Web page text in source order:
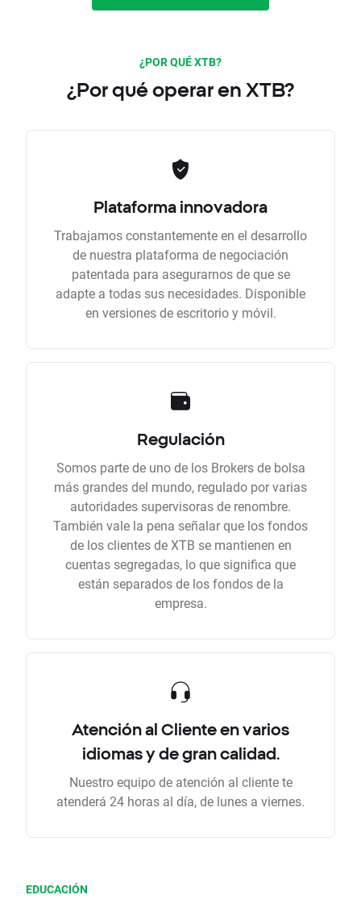
¿POR QUÉ XTB?
¿Por qué operar en XTB?
Plataforma innovadora
Trabajamos constantemente en el desarrollo
de nuestra plataforma de negociación
patentada para asegurarnos de que se
adapte a todas sus necesidades. Disponible
en versiones de escritorio y móvil.
Regulación
Somos parte de uno de los Brokers de bolsa
más grandes del mundo, regulado por varias
autoridades supervisoras de renombre.
También vale la pena señalar que los fondos
de los clientes de XTB se mantienen en
cuentas segregadas, lo que significa que
están separados de los fondos de la
empresa.
Atención al Cliente en varios
idiomas y de gran calidad.
Nuestro equipo de atención al cliente te
atenderá 24 horas al día, de lunes a viernes.
EDUCACIÓN